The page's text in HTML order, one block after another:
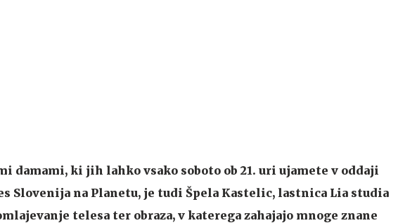
damami, ki jih lahko vsako soboto ob 21. uri ujamete v oddaji
Slovenija na Planetu, je tudi Špela Kastelic, lastnica Lia studia
telesa ter obraza, v katerega zahajajo mnoge znane